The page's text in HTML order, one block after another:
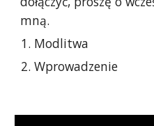
mną.
Modlitwa
Wprowadzenie